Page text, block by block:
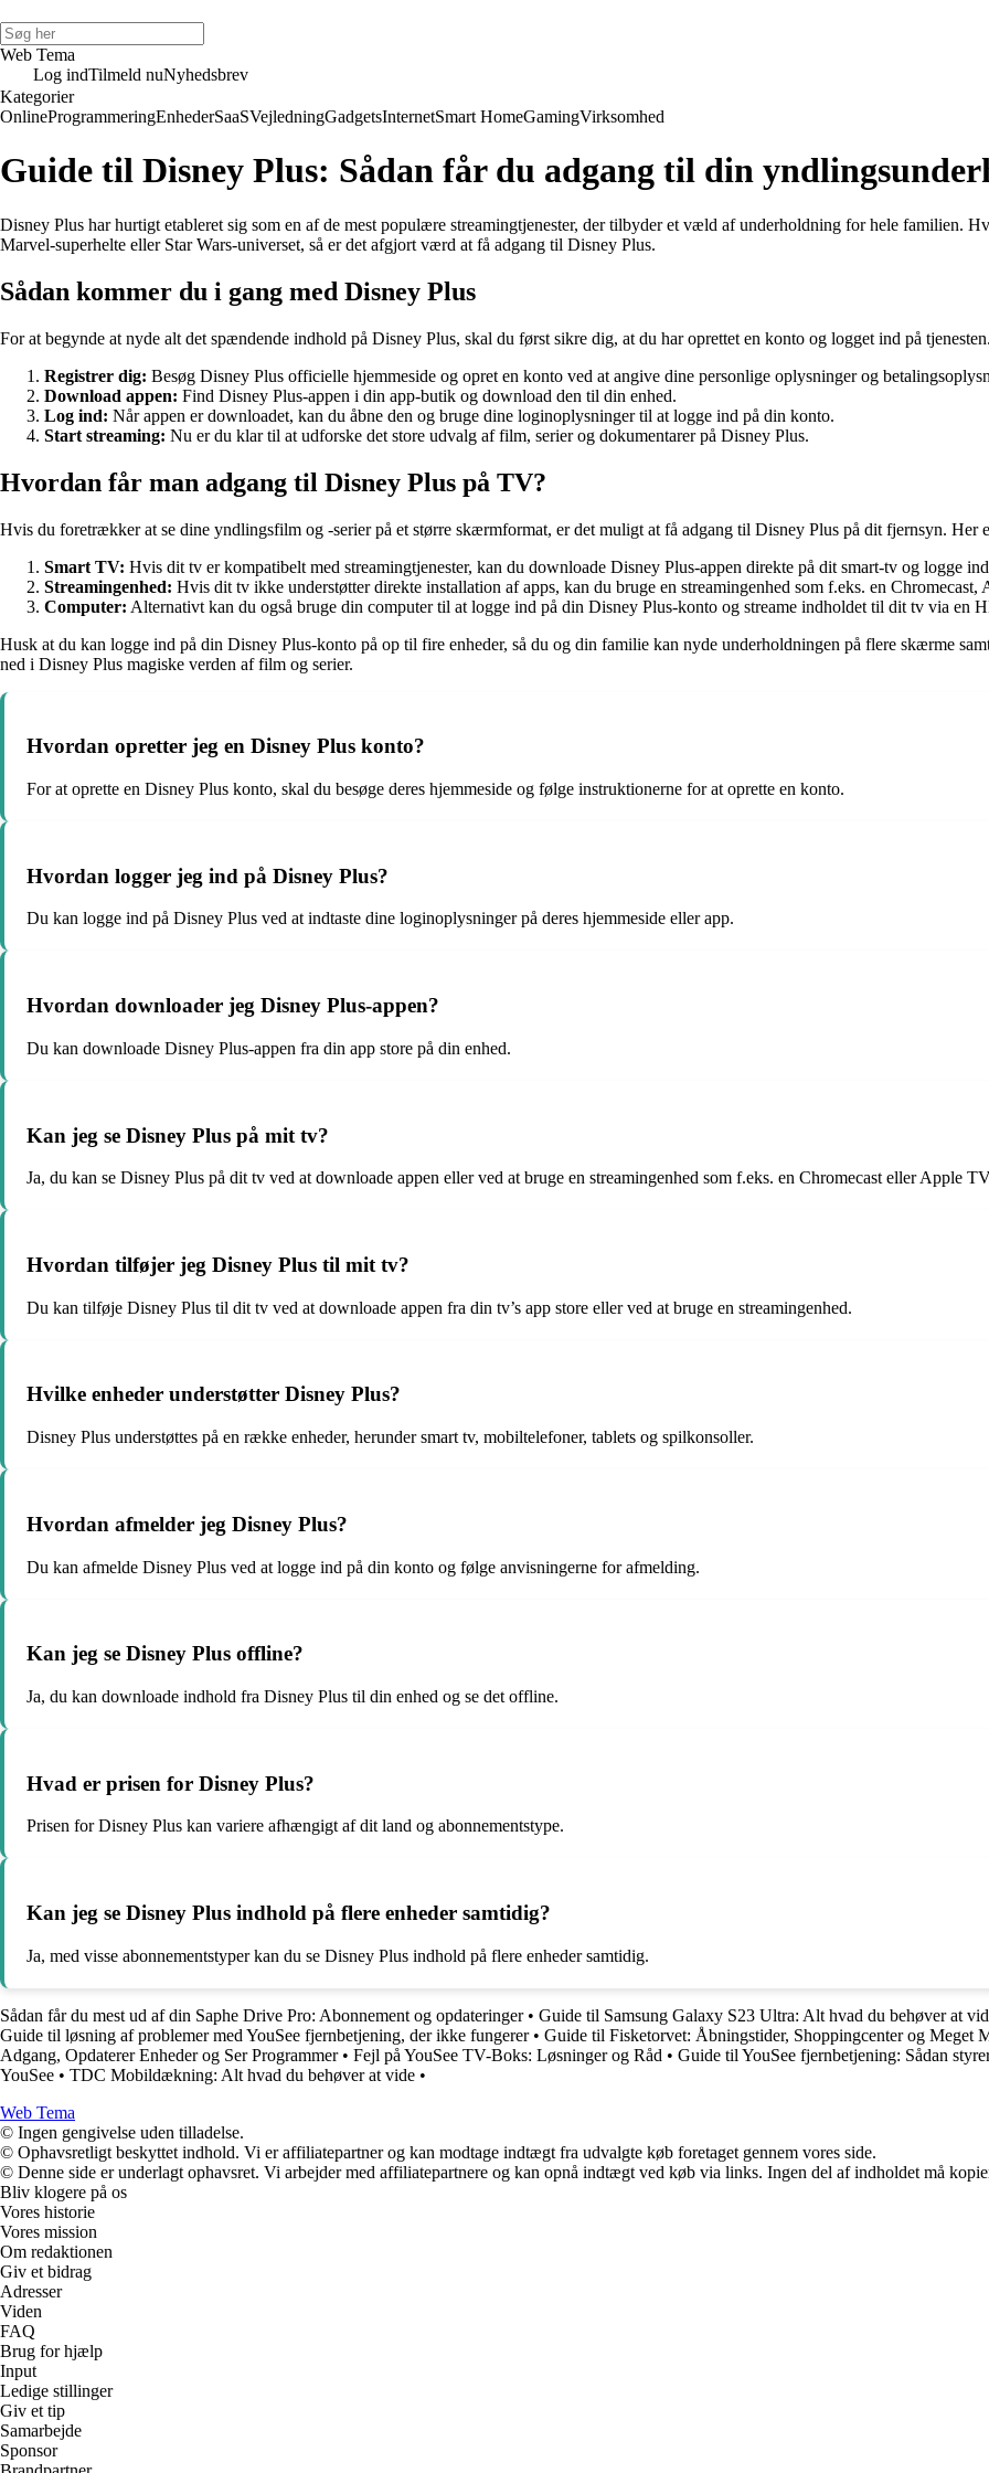
Web Tema
Log indTilmeld nuNyhedsbrev
Kategorier
OnlineProgrammeringEnhederSaaSVejledningGadgetsInternetSmart HomeGamingVirksomhed
Guide til Disney Plus: Sådan får du adgang til din
Disney Plus har hurtigt etableret sig som en af de mest populære streamingtjenester, der tilbyder et væld af underholdning for hele familien.
Marvel-superhelte eller Star Wars-universet, så er det afgjort værd at få adgang til Disney Plus.
Sådan kommer du i gang med Disney Plus
For at begynde at nyde alt det spændende indhold på Disney Plus, skal du først sikre dig, at du har oprettet en konto og logget ind på
Registrer dig: Besøg Disney Plus officielle hjemmeside og opret en konto ved at angive dine personlige oplysninger og
Download appen: Find Disney Plus-appen i din app-butik og download den til din enhed.
Log ind: Når appen er downloadet, kan du åbne den og bruge dine loginoplysninger til at logge ind på din konto.
Start streaming: Nu er du klar til at udforske det store udvalg af film, serier og dokumentarer på Disney Plus.
Hvordan får man adgang til Disney Plus på TV?
Hvis du foretrækker at se dine yndlingsfilm og -serier på et større skærmformat, er det muligt at få adgang til Disney Plus på dit fjernsyn. Her
Smart TV: Hvis dit tv er kompatibelt med streamingtjenester, kan du downloade Disney Plus-appen direkte på dit smart-tv og logge
Streamingenhed: Hvis dit tv ikke understøtter direkte installation af apps, kan du bruge en streamingenhed som f.eks. en
Computer: Alternativt kan du også bruge din computer til at logge ind på din Disney Plus-konto og streame indholdet til dit tv via en
Husk at du kan logge ind på din Disney Plus-konto på op til fire enheder, så du og din familie kan nyde underholdningen på flere skærme
ned i Disney Plus magiske verden af film og serier.
Hvordan opretter jeg en Disney Plus konto?
For at oprette en Disney Plus konto, skal du besøge deres hjemmeside og følge instruktionerne for at oprette en konto.
Hvordan logger jeg ind på Disney Plus?
Du kan logge ind på Disney Plus ved at indtaste dine loginoplysninger på deres hjemmeside eller app.
Hvordan downloader jeg Disney Plus-appen?
Du kan downloade Disney Plus-appen fra din app store på din enhed.
Kan jeg se Disney Plus på mit tv?
Ja, du kan se Disney Plus på dit tv ved at downloade appen eller ved at bruge en streamingenhed som f.eks. en Chromecast eller Apple
Hvordan tilføjer jeg Disney Plus til mit tv?
Du kan tilføje Disney Plus til dit tv ved at downloade appen fra din tv’s app store eller ved at bruge en streamingenhed.
Hvilke enheder understøtter Disney Plus?
Disney Plus understøttes på en række enheder, herunder smart tv, mobiltelefoner, tablets og spilkonsoller.
Hvordan afmelder jeg Disney Plus?
Du kan afmelde Disney Plus ved at logge ind på din konto og følge anvisningerne for afmelding.
Kan jeg se Disney Plus offline?
Ja, du kan downloade indhold fra Disney Plus til din enhed og se det offline.
Hvad er prisen for Disney Plus?
Prisen for Disney Plus kan variere afhængigt af dit land og abonnementstype.
Kan jeg se Disney Plus indhold på flere enheder samtidig?
Ja, med visse abonnementstyper kan du se Disney Plus indhold på flere enheder samtidig.
Sådan får du mest ud af din Saphe Drive Pro: Abonnement og opdateringer• Guide til Samsung Galaxy S23 Ultra: Alt hvad du behøver at
Guide til løsning af problemer med YouSee fjernbetjening, der ikke fungerer• Guide til Fisketorvet: Åbningstider, Shoppingcenter og Meget
Adgang, Opdaterer Enheder og Ser Programmer• Fejl på YouSee TV-Boks: Løsninger og Råd • Guide til YouSee fjernbetjening: Sådan
YouSee • TDC Mobildækning: Alt hvad du behøver at vide •
Web Tema
© Ingen gengivelse uden tilladelse.
© Ophavsretligt beskyttet indhold. Vi er affiliatepartner og kan modtage indtægt fra udvalgte køb foretaget gennem vores side.
© Denne side er underlagt ophavsret. Vi arbejder med affiliatepartnere og kan opnå indtægt ved køb via links. Ingen del af indholdet må
Bliv klogere på os
Vores historie
Vores mission
Om redaktionen
Giv et bidrag
Adresser
Viden
FAQ
Brug for hjælp
Input
Ledige stillinger
Giv et tip
Samarbejde
Sponsor